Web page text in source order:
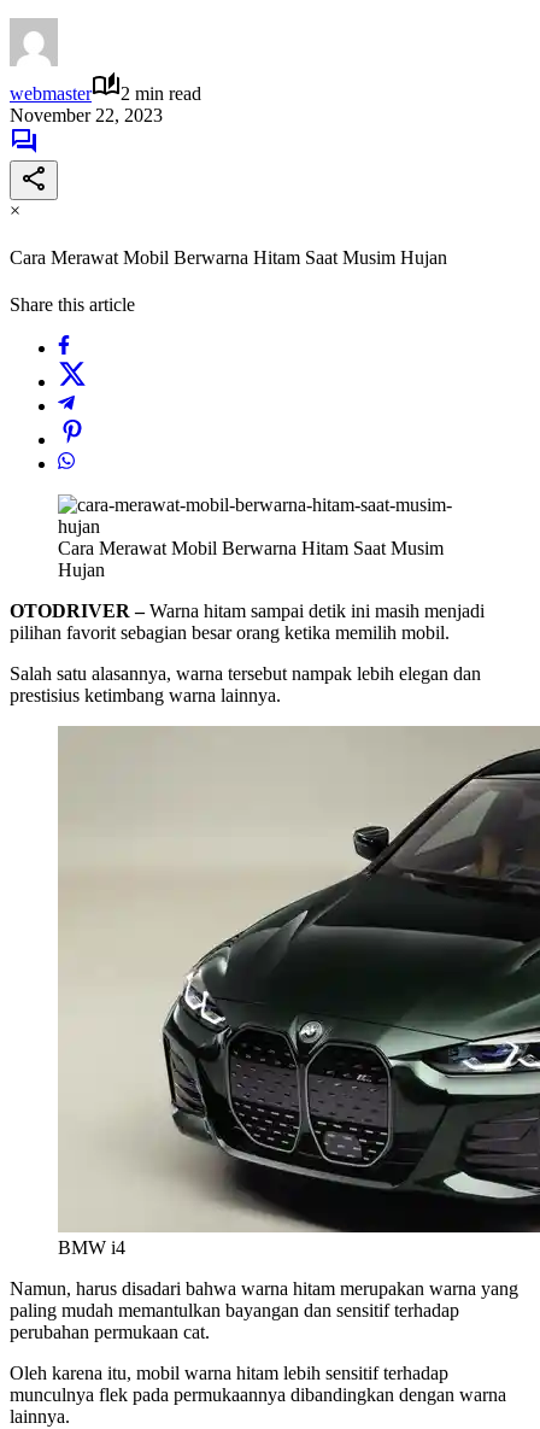
webmaster
2 min read
November 22, 2023
×
Cara Merawat Mobil Berwarna Hitam Saat Musim Hujan
Share this article
Cara Merawat Mobil Berwarna Hitam Saat Musim
Hujan
OTODRIVER –Warna hitam sampai detik ini masih menjadi
pilihan favorit sebagian besar orang ketika memilih mobil.
Salah satu alasannya, warna tersebut nampak lebih elegan dan
prestisius ketimbang warna lainnya.
BMW i4
Namun, harus disadari bahwa warna hitam merupakan warna yang
paling mudah memantulkan bayangan dan sensitif terhadap
perubahan permukaan cat.
Oleh karena itu, mobil warna hitam lebih sensitif terhadap
munculnya flek pada permukaannya dibandingkan dengan warna
lainnya.